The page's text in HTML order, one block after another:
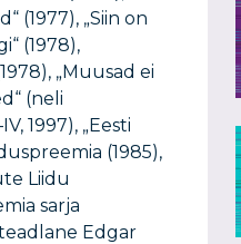
(1977), „Siin on
(1978),
„Muusad ei
(neli
1997), „Eesti
(1985),
Liidu
sarja
Edgar